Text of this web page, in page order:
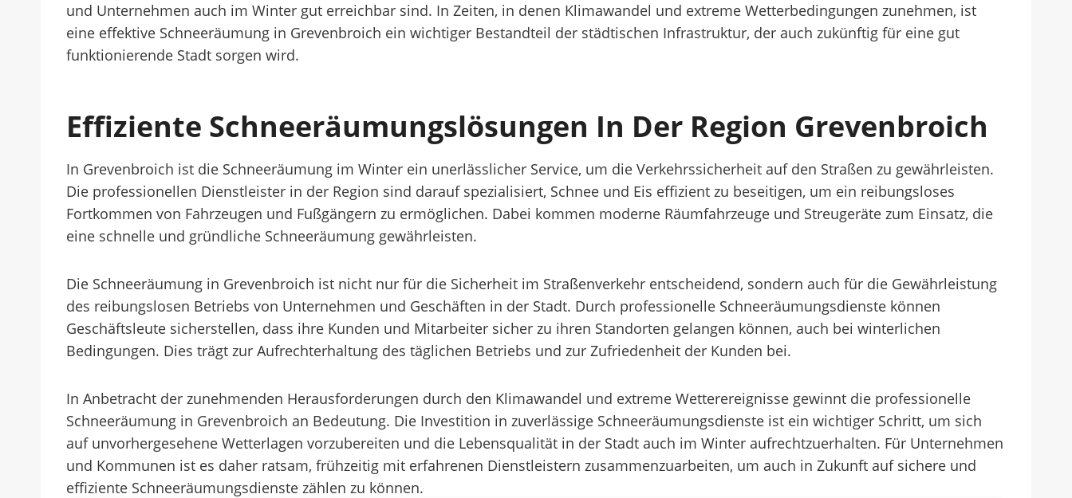
und Unternehmen auch im Winter gut erreichbar sind. In Zeiten, in denen Klimawandel und extreme Wetterbedingungen zunehmen, ist
eine effektive Schneeräumung in Grevenbroich ein wichtiger Bestandteil der städtischen Infrastruktur, der auch zukünftig für eine gut
funktionierende Stadt sorgen wird.
Effiziente Schneeräumungslösungen In Der Region Grevenbroich
In Grevenbroich ist die Schneeräumung im Winter ein unerlässlicher Service, um die Verkehrssicherheit auf den Straßen zu gewährleisten.
Die professionellen Dienstleister in der Region sind darauf spezialisiert, Schnee und Eis effizient zu beseitigen, um ein reibungsloses
Fortkommen von Fahrzeugen und Fußgängern zu ermöglichen. Dabei kommen moderne Räumfahrzeuge und Streugeräte zum Einsatz, die
eine schnelle und gründliche Schneeräumung gewährleisten.
Die Schneeräumung in Grevenbroich ist nicht nur für die Sicherheit im Straßenverkehr entscheidend, sondern auch für die Gewährleistung
des reibungslosen Betriebs von Unternehmen und Geschäften in der Stadt. Durch professionelle Schneeräumungsdienste können
Geschäftsleute sicherstellen, dass ihre Kunden und Mitarbeiter sicher zu ihren Standorten gelangen können, auch bei winterlichen
Bedingungen. Dies trägt zur Aufrechterhaltung des täglichen Betriebs und zur Zufriedenheit der Kunden bei.
In Anbetracht der zunehmenden Herausforderungen durch den Klimawandel und extreme Wetterereignisse gewinnt die professionelle
Schneeräumung in Grevenbroich an Bedeutung. Die Investition in zuverlässige Schneeräumungsdienste ist ein wichtiger Schritt, um sich
auf unvorhergesehene Wetterlagen vorzubereiten und die Lebensqualität in der Stadt auch im Winter aufrechtzuerhalten. Für Unternehmen
und Kommunen ist es daher ratsam, frühzeitig mit erfahrenen Dienstleistern zusammenzuarbeiten, um auch in Zukunft auf sichere und
effiziente Schneeräumungsdienste zählen zu können.